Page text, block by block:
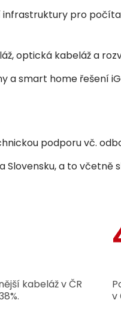
pro
optická kabeláž a
smart home řešení
podporu vč.
Slovensku, a to
kabeláž v ČR
v